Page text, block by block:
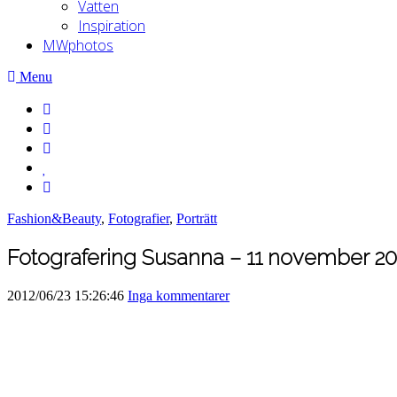
Vatten
Inspiration
MWphotos
Menu
Fashion&Beauty, Fotografier, Porträtt
Fotografering Susanna – 11 november
2012/06/23 15:26:46 Inga kommentarer